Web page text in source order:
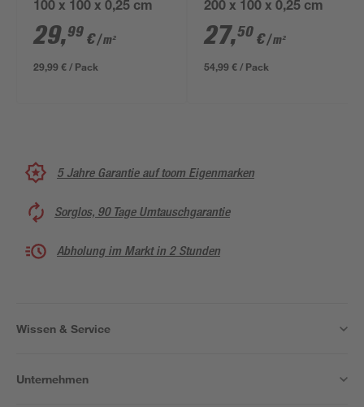
100 x 100 x 0,25 cm
29,99 €/ m²
29,99 € / Pack
200 x 100 x 0,25 cm
27,50 €/ m²
54,99 € / Pack
5 Jahre Garantie auf toom Eigenmarken
Sorglos, 90 Tage Umtauschgarantie
Abholung im Markt in 2 Stunden
Wissen & Service
Unternehmen